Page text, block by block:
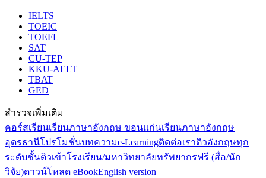
IELTS
TOEIC
TOEFL
SAT
CU-TEP
KKU-AELT
TBAT
GED
สำรวจเพิ่มเติม
คอร์สเรียนเรียนภาษาอังกฤษ ขอนแก่นเรียนภาษาอังกฤษ
อุดรธานีโปรโมชั่นบทความe-Learningติดต่อเราติวอังกฤษทุก
ระดับชั้นติวเข้าโรงเรียน/มหาวิทยาลัยทรัพยากรฟรี (สื่อ/นัก
วิจัย)ดาวน์โหลด eBookEnglish version